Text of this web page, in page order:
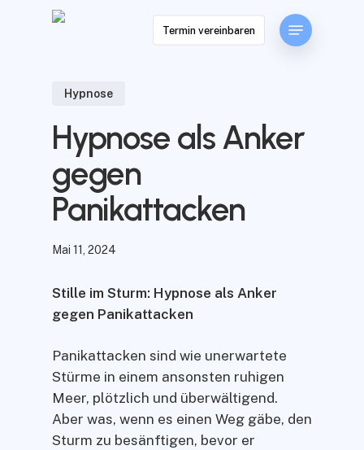
Termin vereinbaren
Menu
Hypnose
Hypnose als Anker
gegen
Panikattacken
Mai 11, 2024
Stille im Sturm: Hypnose als Anker
gegen Panikattacken
Panikattacken sind wie unerwartete
Stürme in einem ansonsten ruhigen
Meer, plötzlich und überwältigend.
Aber was, wenn es einen Weg gäbe, den
Sturm zu besänftigen, bevor er